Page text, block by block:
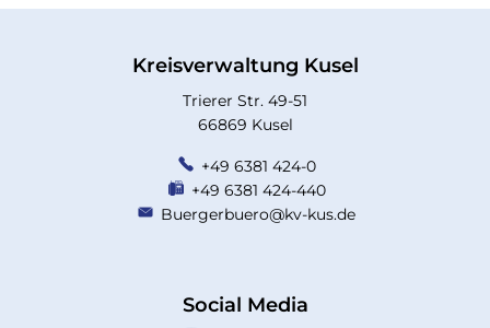
Kreisverwaltung Kusel
Trierer Str. 49-51
66869 Kusel
+49 6381 424-0
+49 6381 424-440
Buergerbuero@kv-kus.de
Social Media